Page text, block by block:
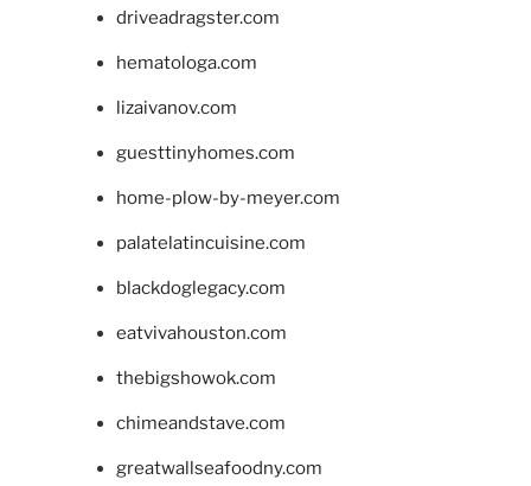
driveadragster.com
hematologa.com
lizaivanov.com
guesttinyhomes.com
home-plow-by-meyer.com
palatelatincuisine.com
blackdoglegacy.com
eatvivahouston.com
thebigshowok.com
chimeandstave.com
greatwallseafoodny.com